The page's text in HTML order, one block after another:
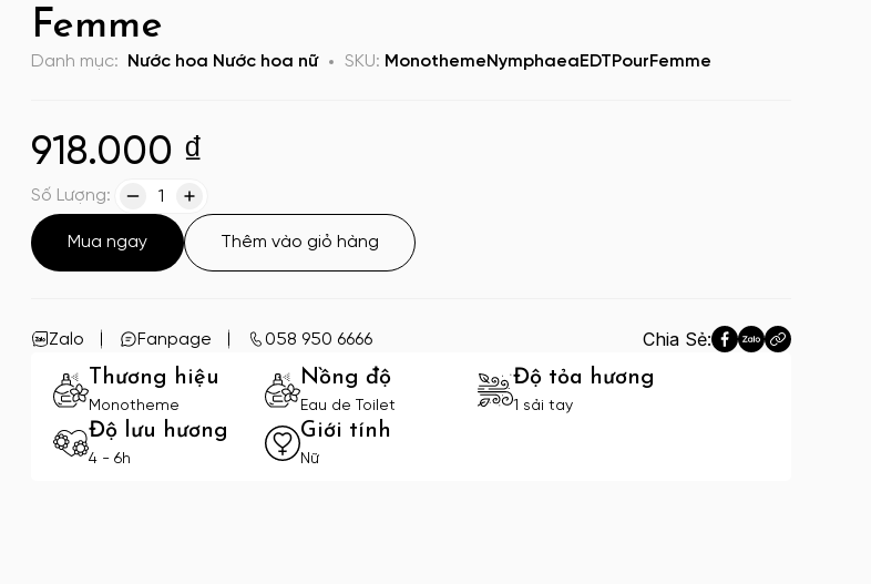
Femme
Danh mục: Nước hoa Nước hoa nữ SKU: MonothemeNymphaeaEDTPourFemme
918.000 ₫
Số Lượng: 1
Mua ngay Thêm vào giỏ hàng
Zalo Fanpage 058 950 6666
Chia Sẻ:
Thương hiệu
Monotheme
Nồng độ
Eau de Toilet
Độ tỏa hương
1 sải tay
Độ lưu hương
4 - 6h
Giới tính
Nữ